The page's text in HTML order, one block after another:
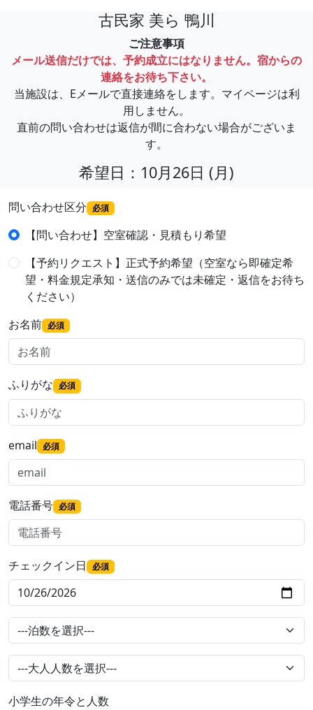
古民家 美ら 鴨川
ご注意事項
メール送信だけでは、予約成立にはなりません。宿からの
連絡をお待ち下さい。
当施設は、Eメールで直接連絡をします。マイページは利
用しません。
直前の問い合わせは返信が間に合わない場合がございま
す。
希望日：10月26日 (月)
問い合わせ区分 必須
【問い合わせ】空室確認・見積もり希望
【予約リクエスト】正式予約希望（空室なら即確定希
望・料金規定承知・送信のみでは未確定・返信をお待ち
ください）
お名前 必須
ふりがな 必須
email 必須
電話番号 必須
チェックイン日 必須
小学生の年令と人数